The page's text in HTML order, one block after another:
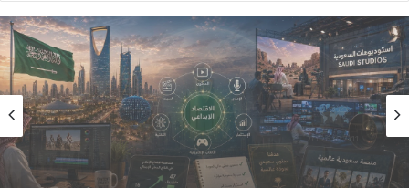
صحافة
2026/07/10
الإعلام السعودي… صناعةٌ جديدة تَبحَثُ عن
مكانها بين الاقتصاد والقوّة الناعمة (1 من 3)